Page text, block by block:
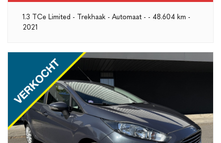
1.3 TCe Limited - Trekhaak - Automaat - - 48.604 km -
2021